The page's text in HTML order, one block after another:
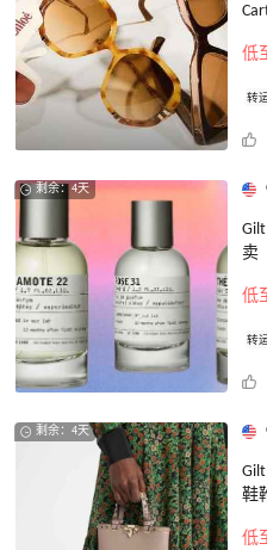
低
转
剩余：4天
卖
低
转
剩余：4天
鞋
低